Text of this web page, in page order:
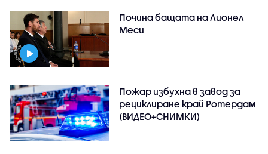
Почина бащата на Лионел
Меси
Пожар избухна в завод за
рециклиране край Ротердам
(ВИДЕО+СНИМКИ)